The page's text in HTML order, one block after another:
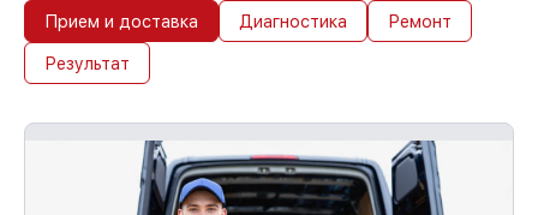
Прием и доставка Диагностика Ремонт
Результат